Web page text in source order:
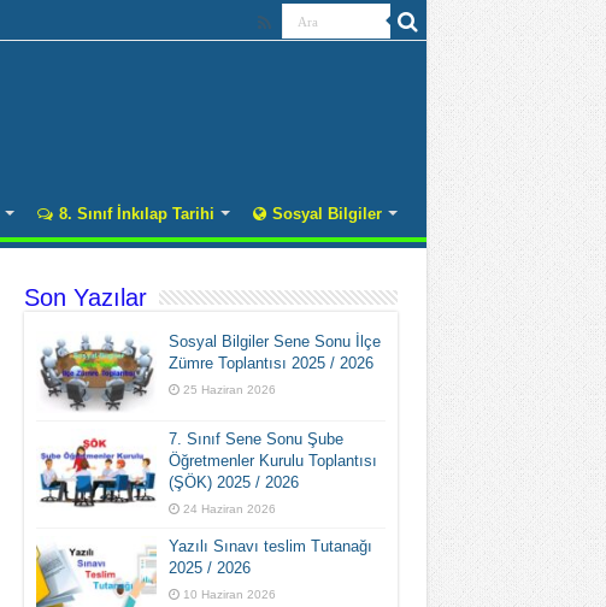
8. Sınıf İnkılap Tarihi Sosyal Bilgiler
Son Yazılar
Sosyal Bilgiler Sene Sonu İlçe
Zümre Toplantısı 2025 / 2026
25 Haziran 2026
7. Sınıf Sene Sonu Şube
Öğretmenler Kurulu Toplantısı
(ŞÖK) 2025 / 2026
24 Haziran 2026
Yazılı Sınavı teslim Tutanağı
2025 / 2026
10 Haziran 2026